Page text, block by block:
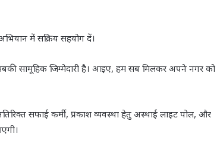
में सक्रिय सहयोग दें।
सामूहिक जिम्मेदारी है। आइए, हम सब मिलकर अपने नगर को
सफाई कर्मी, प्रकाश व्यवस्था हेतु अस्थाई लाइट पोल, और